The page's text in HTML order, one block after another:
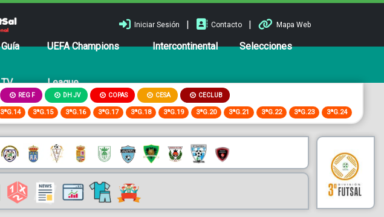
Iniciar Sesión | Contacto | Mapa Web
Guía
TV
UEFA Champions
League
Intercontinental Selecciones
REG F DH JV COPAS CESA CECLUB
3ªG.14 3ªG.15 3ªG.16 3ªG.17 3ªG.18 3ªG.19 3ªG.20 3ªG.21 3ªG.22 3ªG.23 3ªG.24